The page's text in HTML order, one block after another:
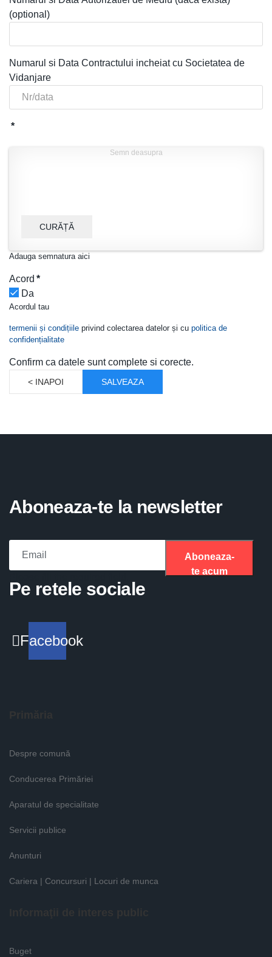
(optional)
Numarul si Data Contractului incheiat cu Societatea de
Vidanjare
*
Semn deasupra
CURĂȚĂ
Adauga semnatura aici
Acord *
Da
Acordul tau
termenii și condițiile privind colectarea datelor și cu politica de
confidențialitate
Confirm ca datele sunt complete si corecte.
< INAPOI SALVEAZA
Aboneaza-te la newsletter
Aboneaza-
te acum
Pe retele sociale
Facebook
Despre comună
Conducerea Primăriei
Aparatul de specialitate
Servicii publice
Anunturi
Cariera | Concursuri | Locuri de munca
Buget